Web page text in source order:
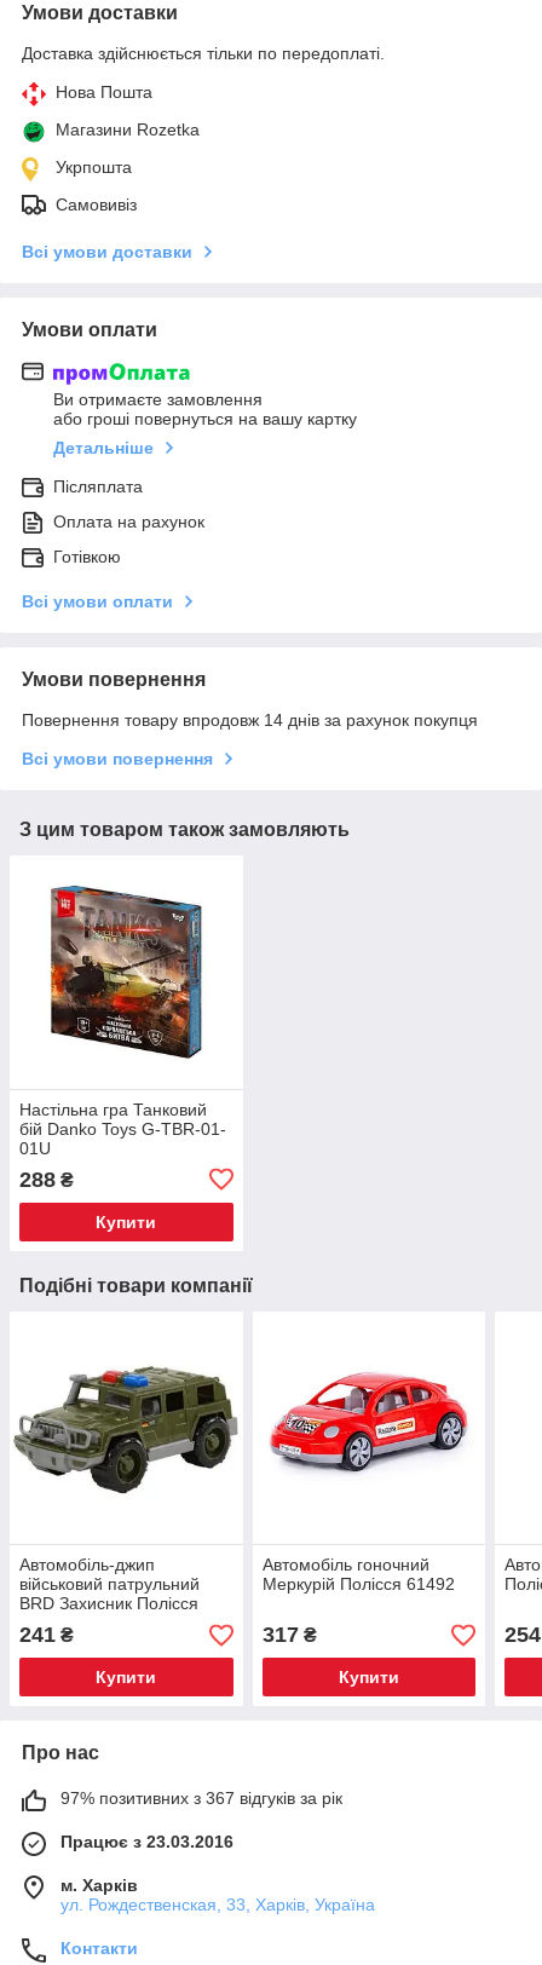
Умови доставки
Доставка здійснюється тільки по передоплаті.
Нова Пошта
Магазини Rozetka
Укрпошта
Самовивіз
Всі умови доставки
Умови оплати
Ви отримаєте замовлення
або гроші повернуться на вашу картку
Детальніше
Післяплата
Оплата на рахунок
Готівкою
Всі умови оплати
Умови повернення
Повернення товару впродовж 14 днів за рахунок покупця
Всі умови повернення
З цим товаром також замовляють
Настільна гра Танковий
бій Danko Toys G-TBR-01-
01U
288 ₴
Купити
Подібні товари компанії
Автомобіль-джип
військовий патрульний
BRD Захисник Полісся
63700
241 ₴
Купити
Автомобіль гоночний
Меркурій Полісся 61492
317₴
Купити
254
Про нас
97% позитивних з 367 відгуків за рік
Працює з 23.03.2016
м. Харків
ул. Рождественская, 33, Харків, Україна
Контакти